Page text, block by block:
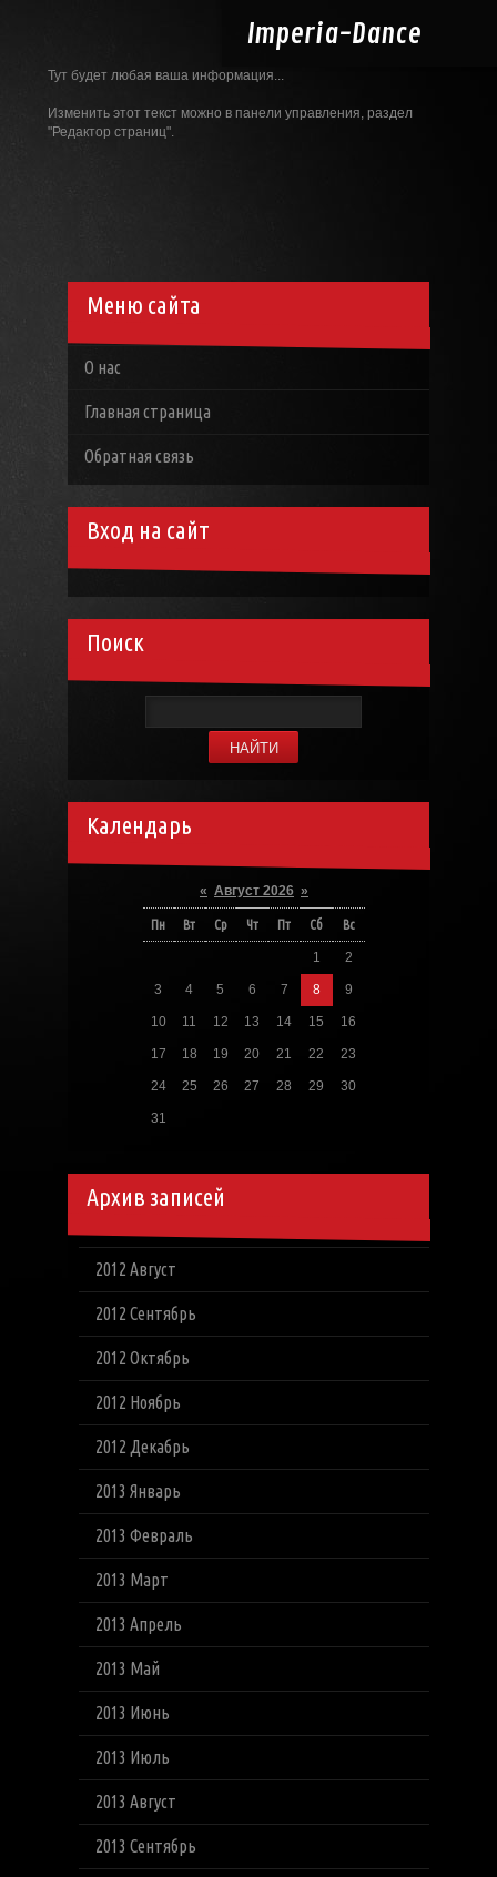
Imperia-Dance
Тут будет любая ваша информация...
Изменить этот текст можно в панели управления, раздел
"Редактор страниц".
Меню сайта
О нас
Главная страница
Обратная связь
Вход на сайт
Поиск
Календарь
« Август 2026 »
Пн Вт Ср Чт Пт Сб Вс
1 2
3 4 5 6 7 8 9
10 11 12 13 14 15 16
17 18 19 20 21 22 23
24 25 26 27 28 29 30
31
Архив записей
2012 Август
2012 Сентябрь
2012 Октябрь
2012 Ноябрь
2012 Декабрь
2013 Январь
2013 Февраль
2013 Март
2013 Апрель
2013 Май
2013 Июнь
2013 Июль
2013 Август
2013 Сентябрь